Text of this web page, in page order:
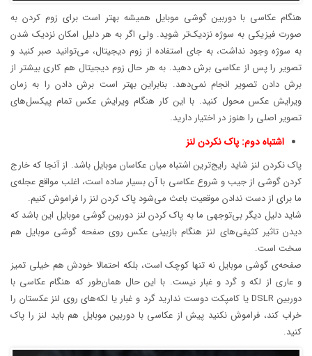
هنگام عکاسی با دوربین گوشی موبایل همیشه بهتر است برای زوم کردن به
صورت فیزیکی به سوژه نزدیک‌تر شوید. ولی اگر به هر دلیل امکان نزدیک شدن
به سوژه وجود نداشت، به جای استفاده از زوم دیجیتال، می‌توانید صبر کنید و
تصویر را پس از عکاسی برش دهید. به هر حال زوم دیجیتال هم کاری بیشتر از
برش دادن تصویر انجام نمی‌دهد. بنابراین بهتر است برش دادن را به زمان
ویرایش عکس محول کنید. با این کار هنگام ویرایش عکس تمام پیکسل‌های
تصویر اصلی را هنوز در اختیار دارید.
اشتباه دوم: پاک نکردن لنز
پاک نکردن لنز شاید رایج‌ترین اشتباه میان عکاسان موبایل باشد. از آنجا که خارج
کردن گوشی از جیب و شروع عکاسی با آن بسیار ساده است، اغلب مواقع عجله‌ی
ما برای از دست ندادن موقعیت باعث می‌شود پاک کردن لنز را فراموش کنیم.
شاید دلیل دیگر بی‌توجهی ما به پاک کردن لنز دوربین گوشی موبایل این باشد که
دیدن تاثیر کثیفی‌های لنز هنگام بازبینی عکس روی صفحه گوشی موبایل هم
سخت است.
صفحه‌ی گوشی موبایل نه تنها کوچک است، بلکه احتمالا خودش هم خیلی تمیز
و عاری از لکه و گرد و غبار نیست. با این حال همان‌طور که هنگام عکاسی با
دوربین DSLR یا کامپکت دوست ندارید گرد و غبار یا لکه‌های روی لنز عکستان را
خراب کند، فراموش نکنید پیش از عکاسی با دوربین موبایل هم باید لنز را پاک
کنید.